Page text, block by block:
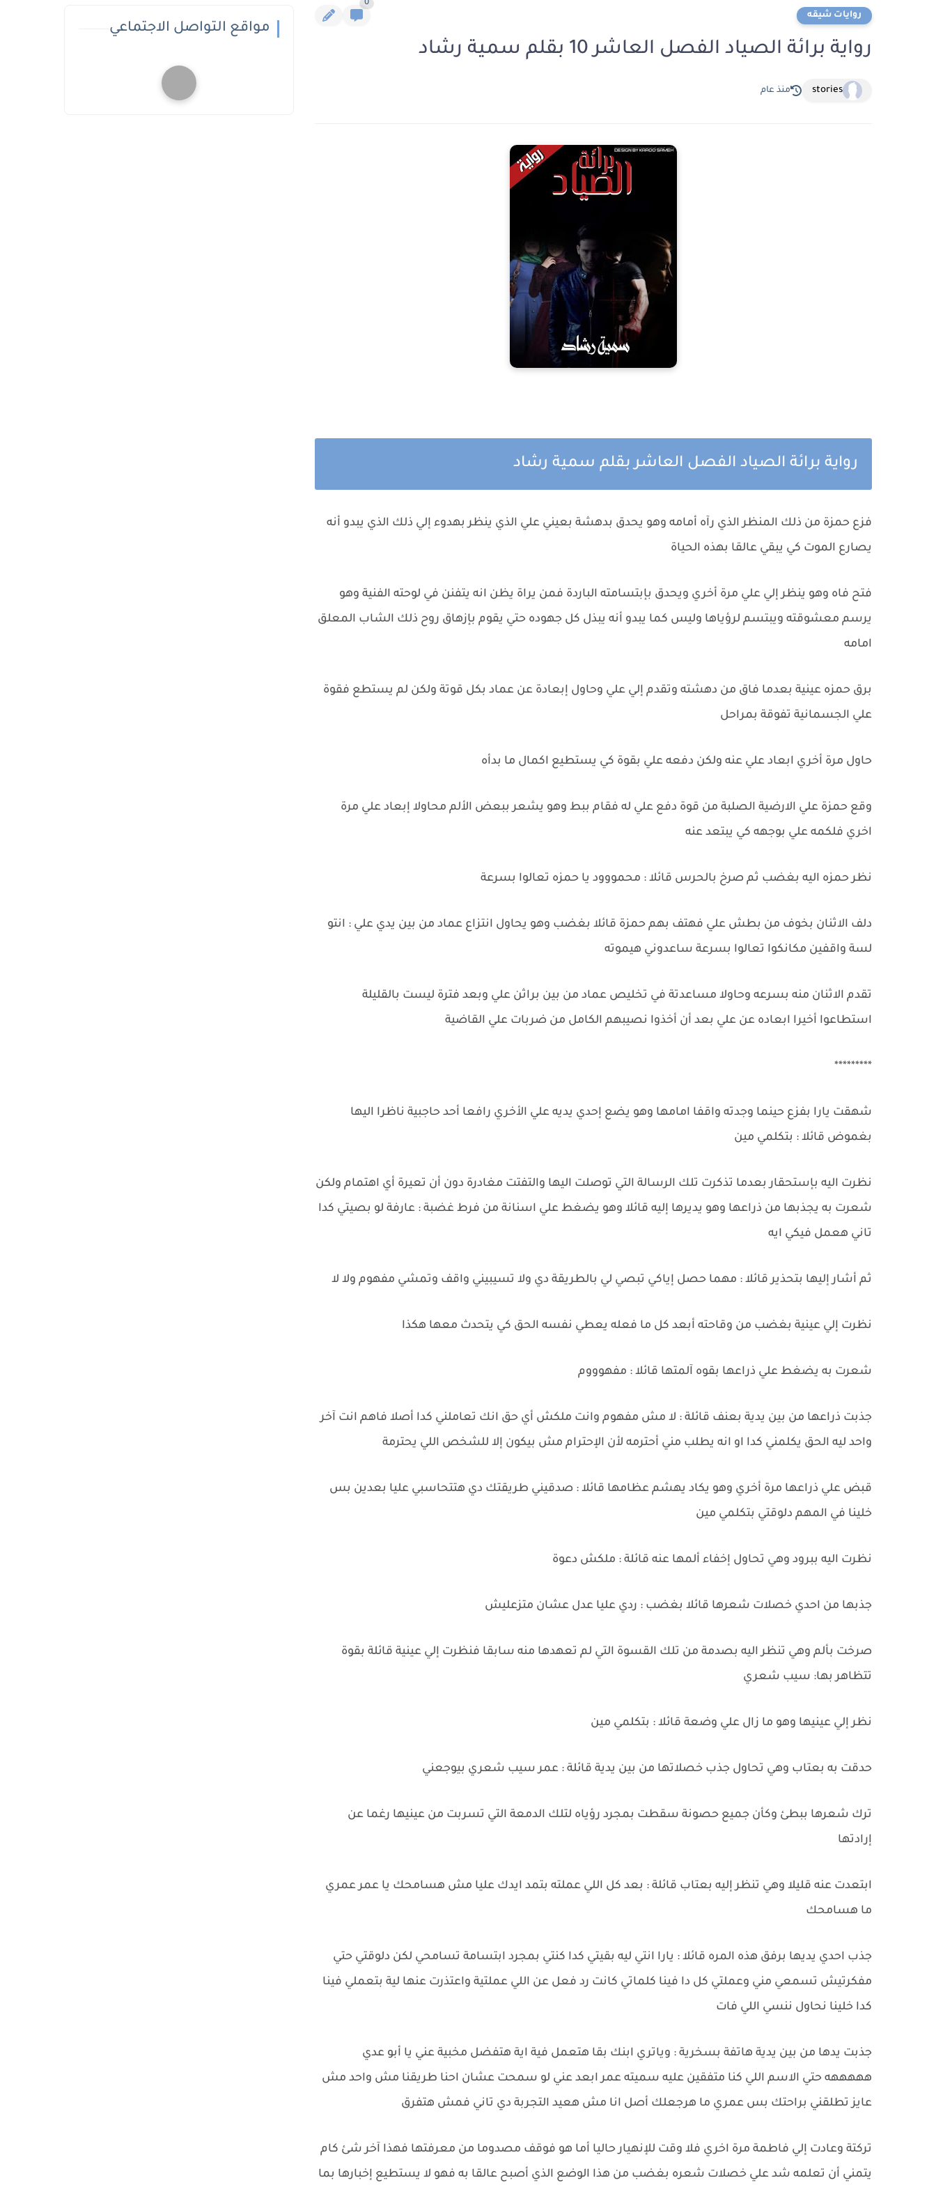
روايات شيقه
0
رواية برائة الصياد الفصل العاشر 10 بقلم سمية رشاد
stories منذ عام
رواية برائة الصياد الفصل العاشر بقلم سمية رشاد
فزع حمزة من ذلك المنظر الذي رآه أمامه وهو يحدق بدهشة بعيني علي الذي ينظر بهدوء إلي ذلك الذي يبدو أنه
يصارع الموت كي يبقي عالقا بهذه الحياة
فتح فاه وهو ينظر إلي علي مرة أخري ويحدق بإبتسامته الباردة فمن يراة يظن انه يتفنن في لوحته الفنية وهو
يرسم معشوقته ويبتسم لرؤياها وليس كما يبدو أنه يبذل كل جهوده حتي يقوم بإزهاق روح ذلك الشاب المعلق
امامه
برق حمزه عينية بعدما فاق من دهشته وتقدم إلي علي وحاول إبعادة عن عماد بكل قوتة ولكن لم يستطع فقوة
علي الجسمانية تفوقة بمراحل
حاول مرة أخري ابعاد علي عنه ولكن دفعه علي بقوة كي يستطيع اكمال ما بدأه
وقع حمزة علي الارضية الصلبة من قوة دفع علي له فقام ببط وهو يشعر ببعض الألم محاولا إبعاد علي مرة
اخري فلكمه علي بوجهه كي يبتعد عنه
نظر حمزه اليه بغضب ثم صرخ بالحرس قائلا : محمووود يا حمزه تعالوا بسرعة
دلف الاثنان بخوف من بطش علي فهتف بهم حمزة قائلا بغضب وهو يحاول انتزاع عماد من بين يدي علي : انتو
لسة واقفين مكانكوا تعالوا بسرعة ساعدوني هيموته
تقدم الاثنان منه بسرعه وحاولا مساعدتة في تخليص عماد من بين براثن علي وبعد فترة ليست بالقليلة
استطاعوا أخيرا ابعاده عن علي بعد أن أخذوا نصيبهم الكامل من ضربات علي القاضية
*********
شهقت يارا بفزع حينما وجدته واقفا امامها وهو يضع إحدي يديه علي الأخري رافعا أحد حاجبية ناظرا اليها
بغموض قائلا : بتكلمي مين
نظرت اليه بإستحقار بعدما تذكرت تلك الرسالة التي توصلت اليها والتفتت مغادرة دون أن تعيرة أي اهتمام ولكن
شعرت به يجذبها من ذراعها وهو يديرها إليه قائلا وهو يضغط علي اسنانة من فرط غضبة : عارفة لو بصيتي كدا
تاني هعمل فيكي ايه
ثم أشار إليها بتحذير قائلا : مهما حصل إياكي تبصي لي بالطريقة دي ولا تسيبيني واقف وتمشي مفهوم ولا لا
نظرت إلي عينية بغضب من وقاحته أبعد كل ما فعله يعطي نفسه الحق كي يتحدث معها هكذا
شعرت به يضغط علي ذراعها بقوه آلمتها قائلا : مفهوووم
جذبت ذراعها من بين يدية بعنف قائلة : لا مش مفهوم وانت ملكش أي حق انك تعاملني كدا أصلا فاهم انت آخر
واحد ليه الحق يكلمني كدا او انه يطلب مني أحترمه لأن الإحترام مش بيكون إلا للشخص اللي يحترمة
قبض علي ذراعها مرة أخري وهو يكاد يهشم عظامها قائلا : صدقيني طريقتك دي هتتحاسبي عليا بعدين بس
خلينا في المهم دلوقتي بتكلمي مين
نظرت اليه ببرود وهي تحاول إخفاء ألمها عنه قائلة : ملكش دعوة
جذبها من احدي خصلات شعرها قائلا بغضب : ردي عليا عدل عشان متزعليش
صرخت بألم وهي تنظر اليه بصدمة من تلك القسوة التي لم تعهدها منه سابقا فنظرت إلي عينية قائلة بقوة
تتظاهر بها: سيب شعري
نظر إلي عينيها وهو ما زال علي وضعة قائلا : بتكلمي مين
حدقت به بعتاب وهي تحاول جذب خصلاتها من بين يدية قائلة : عمر سيب شعري بيوجعني
ترك شعرها ببطئ وكأن جميع حصونة سقطت بمجرد رؤياه لتلك الدمعة التي تسربت من عينيها رغما عن
إرادتها
ابتعدت عنه قليلا وهي تنظر إليه بعتاب قائلة : بعد كل اللي عملته بتمد ايدك عليا مش هسامحك يا عمر عمري
ما هسامحك
جذب احدي يديها برفق هذه المره قائلا : يارا انتي ليه بقيتي كدا كنتي بمجرد ابتسامة تسامحي لكن دلوقتي حتي
مفكرتيش تسمعي مني وعملتي كل دا فينا كلماتي كانت رد فعل عن اللي عملتية واعتذرت عنها لية بتعملي فينا
كدا خلينا نحاول ننسي اللي فات
جذبت يدها من بين يدية هاتفة بسخرية : وياتري ابنك بقا هتعمل فية اية هتفضل مخبية عني يا أبو عدي
هههههه حتي الاسم اللي كنا متفقين عليه سميته عمر ابعد عني لو سمحت عشان احنا طريقنا مش واحد مش
عايز تطلقني براحتك بس عمري ما هرجعلك أصل انا مش هعيد التجربة دي تاني فمش هتفرق
تركتة وعادت إلي فاطمة مرة اخري فلا وقت للإنهيار حاليا أما هو فوقف مصدوما من معرفتها فهذا آخر شئ كام
يتمني أن تعلمه شد علي خصلات شعره بغضب من هذا الوضع الذي أصبح عالقا به فهو لا يستطيع إخبارها بما
مواقع التواصل الاجتماعي